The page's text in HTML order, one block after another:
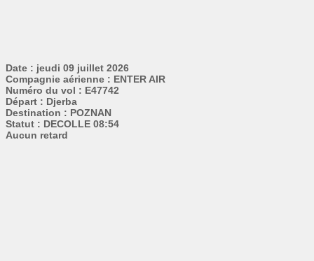
Date : jeudi 09 juillet 2026
Compagnie aérienne : ENTER AIR
Numéro du vol : E47742
Départ : Djerba
Destination : POZNAN
Statut : DECOLLE 08:54
Aucun retard